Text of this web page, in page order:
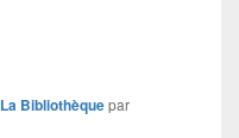
La Bibliothèquepar